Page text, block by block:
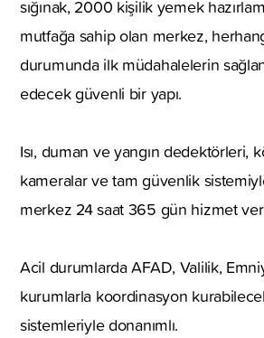
sığınak, 2000 kişilik yemek
mutfağa sahip olan merkez,
durumunda ilk müdahalelerin
edecek güvenli bir yapı.
Isı, duman ve yangın dedektörleri,
kameralar ve tam güvenlik
merkez 24 saat 365 gün hizmet
Acil durumlarda AFAD, Valilik,
kurumlarla koordinasyon
sistemleriyle donanımlı.